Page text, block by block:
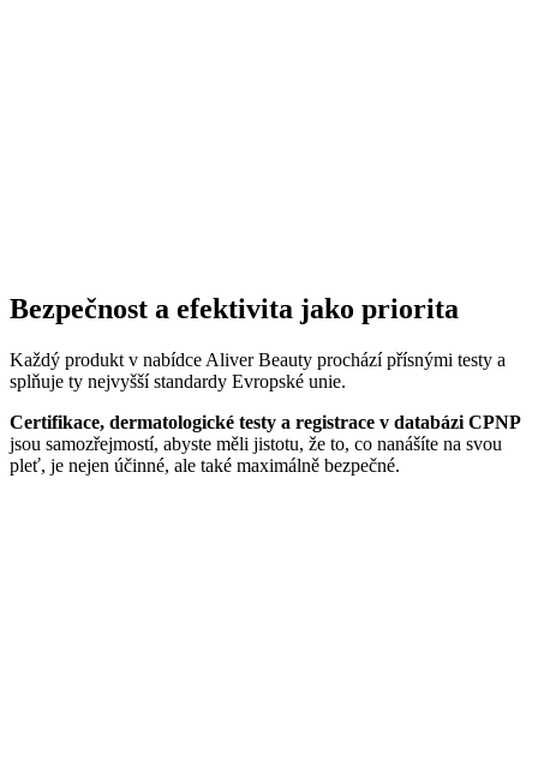
Bezpečnost a efektivita jako priorita
Každý produkt v nabídce Aliver Beauty prochází přísnými testy a
splňuje ty nejvyšší standardy Evropské unie.
Certifikace, dermatologické testy a registrace v databázi CPNP
jsou samozřejmostí, abyste měli jistotu, že to, co nanášíte na svou
pleť, je nejen účinné, ale také maximálně bezpečné.